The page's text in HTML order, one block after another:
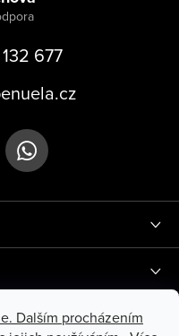
Dalším procházením
677